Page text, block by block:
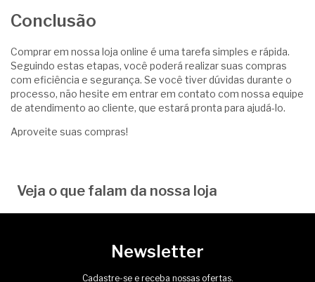
Conclusão
Comprar em nossa loja online é uma tarefa simples e rápida.
Seguindo estas etapas, você poderá realizar suas compras
com eficiência e segurança. Se você tiver dúvidas durante o
processo, não hesite em entrar em contato com nossa equipe
de atendimento ao cliente, que estará pronta para ajudá-lo.
Aproveite suas compras!
Veja o que falam da nossa loja
Newsletter
Cadastre-se e receba nossas ofertas.